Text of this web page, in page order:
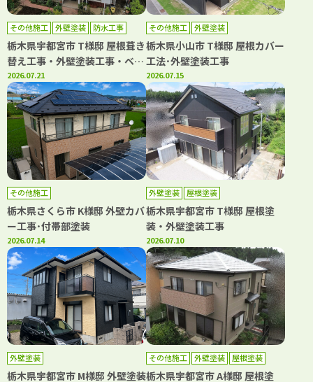
その他施工 外壁塗装 防水工事
栃木県宇都宮市 T様邸 屋根葺き
替え工事・外壁塗装工事・ベラ
ンダシート防水工事
2026.07.21
その他施工 外壁塗装
栃木県小山市 T様邸 屋根カバー
工法･外壁塗装工事
2026.07.15
その他施工
栃木県さくら市 K様邸 外壁カバ
ー工事･付帯部塗装
2026.07.14
外壁塗装 屋根塗装
栃木県宇都宮市 T様邸 屋根塗
装・外壁塗装工事
2026.07.10
外壁塗装
栃木県宇都宮市 M様邸 外壁塗装
その他施工 外壁塗装 屋根塗装
栃木県宇都宮市 A様邸 屋根塗